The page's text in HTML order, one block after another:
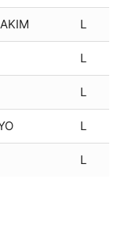
L
L
L
L
L